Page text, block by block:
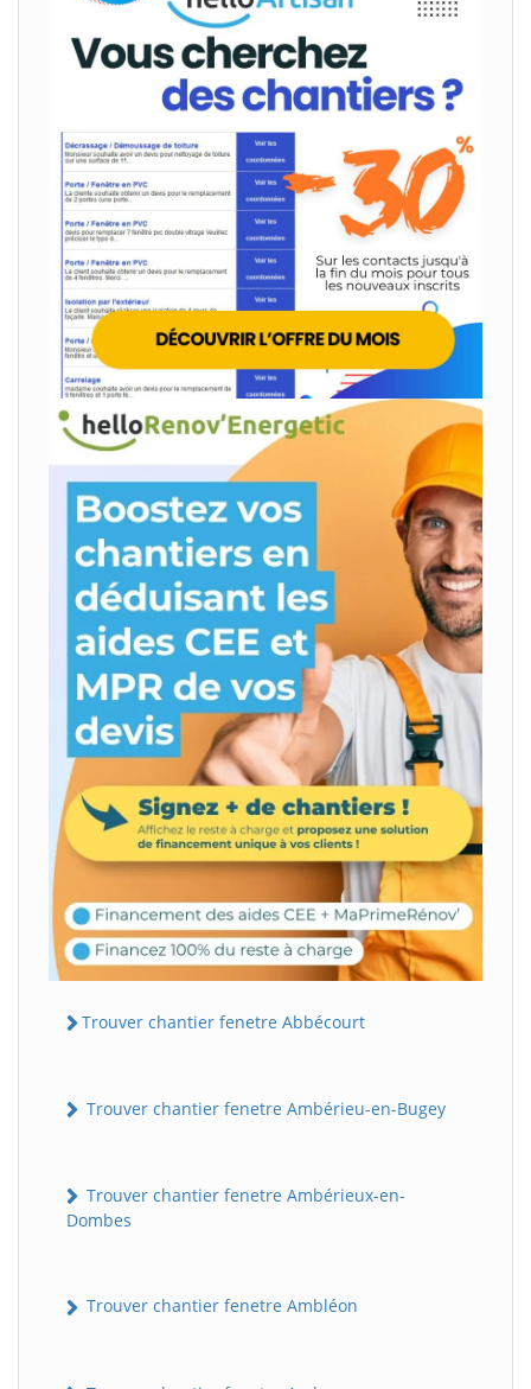
Trouver chantier fenetre Abbécourt
Trouver chantier fenetre Ambérieu-en-Bugey
Trouver chantier fenetre Ambérieux-en-
Dombes
Trouver chantier fenetre Ambléon